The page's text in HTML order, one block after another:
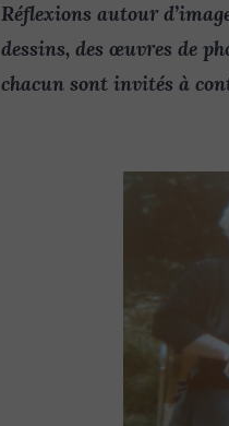
Réflexions autour
dessins, des œuvres de
chacun sont invités à